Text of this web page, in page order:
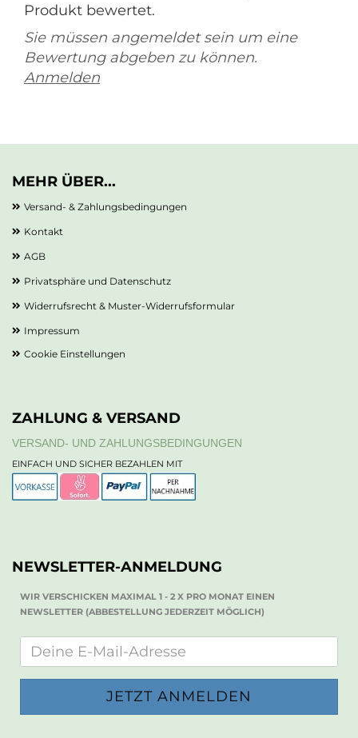
Produkt bewertet.
Sie müssen angemeldet sein um eine
Bewertung abgeben zu können.
Anmelden
MEHR ÜBER...
Versand- & Zahlungsbedingungen
Kontakt
AGB
Privatsphäre und Datenschutz
Widerrufsrecht & Muster-Widerrufsformular
Impressum
Cookie Einstellungen
ZAHLUNG & VERSAND
VERSAND- UND ZAHLUNGSBEDINGUNGEN
EINFACH UND SICHER BEZAHLEN MIT
NEWSLETTER-ANMELDUNG
WIR VERSCHICKEN MAXIMAL 1 - 2 X PRO MONAT EINEN
NEWSLETTER (ABBESTELLUNG JEDERZEIT MÖGLICH)